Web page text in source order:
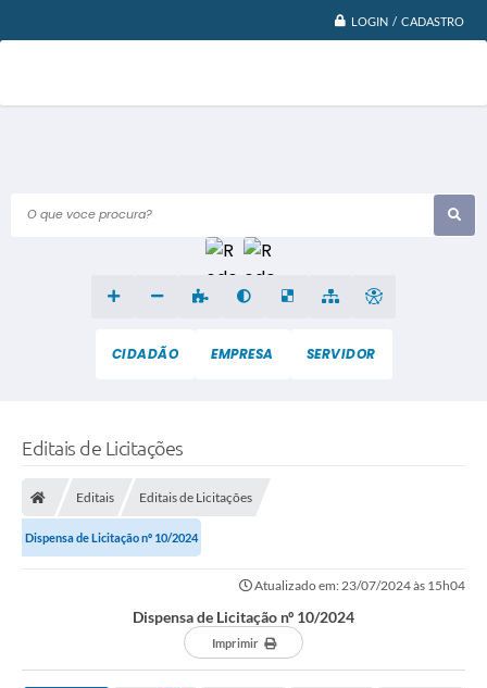
LOGIN / CADASTRO
O que voce procura?
CIDADÃO EMPRESA SERVIDOR
Editais de Licitações
Editais Editais de Licitações
Dispensa de Licitação nº 10/2024
Atualizado em: 23/07/2024 às 15h04
Dispensa de Licitação nº 10/2024
Imprimir